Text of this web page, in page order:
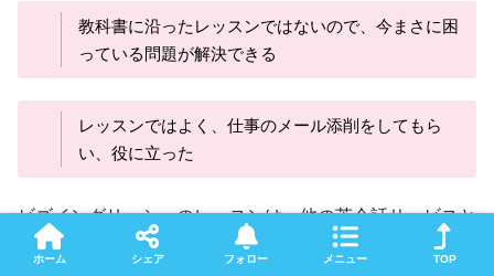
教科書に沿ったレッスンではないので、今まさに困
っている問題が解決できる
レッスンではよく、仕事のメール添削をしてもら
い、役に立った
ビズイングリッシュのレッスンは、他の英会話サービスと
大きく異なり、
お仕着せの教材を使わず、受講生本位に内
ホーム シェア フォロー メニュー TOP